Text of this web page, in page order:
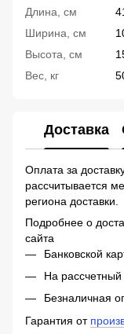
Длина, см
Ширина, см
Высота, см
Вес, кг
Доставка
Оплата за
рассчитывается
региона доставки.
Подробнее о
сайта
Банковской
На рассчетный
Безналичная
Гарантия от